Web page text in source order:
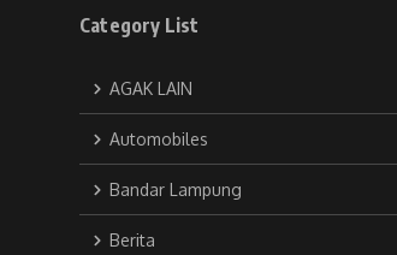
Category List
AGAK LAIN
Automobiles
Bandar Lampung
Berita